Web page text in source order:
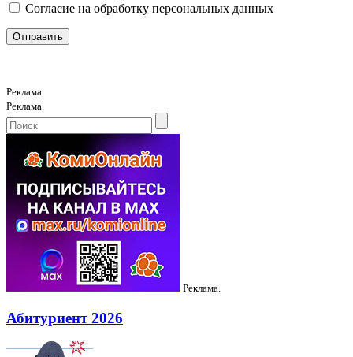
Согласие на обработку персональных данных
Реклама.
Реклама.
Реклама.
Абитуриент 2026